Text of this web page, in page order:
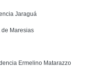
Jaraguá
de Maresias
Ermelino Matarazzo